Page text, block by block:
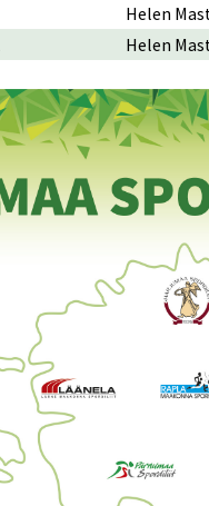
Helen
Helen